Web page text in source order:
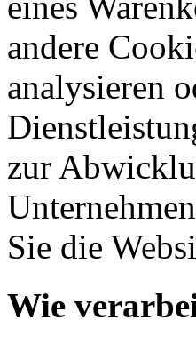
andere
analysieren
zur
Sie die
Wie